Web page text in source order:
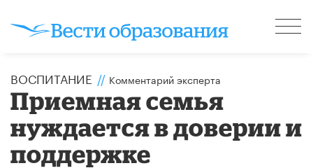
ВОСПИТАНИЕ // Комментарий эксперта
Приемная семья
нуждается в доверии и
поддержке